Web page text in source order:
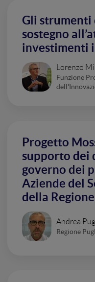
Gli strumenti
sostegno
investimenti
Lorenzo
Funzione
Progetto
supporto dei
governo dei
Aziende del
della
Andrea
Regione